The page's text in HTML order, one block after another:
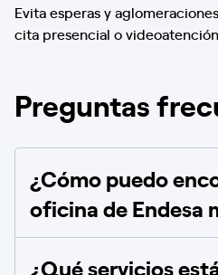
Evita esperas y
cita presencial o videoatención.
Preguntas
¿Cómo puedo
oficina de Endesa
¿Qué servicios